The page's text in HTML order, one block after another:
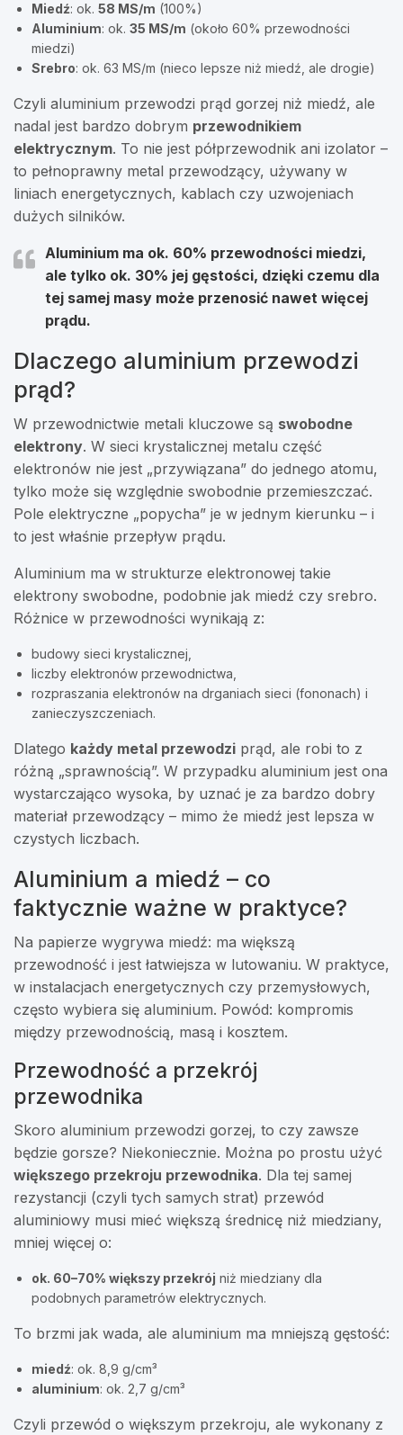
Miedź: ok. 58 MS/m (100%)
Aluminium: ok. 35 MS/m (około 60% przewodności
miedzi)
Srebro: ok. 63 MS/m (nieco lepsze niż miedź, ale drogie)
Czyli aluminium przewodzi prąd gorzej niż miedź, ale
nadal jest bardzo dobrym przewodnikiem
elektrycznym. To nie jest półprzewodnik ani izolator –
to pełnoprawny metal przewodzący, używany w
liniach energetycznych, kablach czy uzwojeniach
dużych silników.
Aluminium ma ok. 60% przewodności miedzi,
ale tylko ok. 30% jej gęstości, dzięki czemu dla
tej samej masy może przenosić nawet więcej
prądu.
Dlaczego aluminium przewodzi
prąd?
W przewodnictwie metali kluczowe są swobodne
elektrony. W sieci krystalicznej metalu część
elektronów nie jest „przywiązana” do jednego atomu,
tylko może się względnie swobodnie przemieszczać.
Pole elektryczne „popycha” je w jednym kierunku – i
to jest właśnie przepływ prądu.
Aluminium ma w strukturze elektronowej takie
elektrony swobodne, podobnie jak miedź czy srebro.
Różnice w przewodności wynikają z:
budowy sieci krystalicznej,
liczby elektronów przewodnictwa,
rozpraszania elektronów na drganiach sieci (fononach) i
zanieczyszczeniach.
Dlatego każdy metal przewodzi prąd, ale robi to z
różną „sprawnością”. W przypadku aluminium jest ona
wystarczająco wysoka, by uznać je za bardzo dobry
materiał przewodzący – mimo że miedź jest lepsza w
czystych liczbach.
Aluminium a miedź – co
faktycznie ważne w praktyce?
Na papierze wygrywa miedź: ma większą
przewodność i jest łatwiejsza w lutowaniu. W praktyce,
w instalacjach energetycznych czy przemysłowych,
często wybiera się aluminium. Powód: kompromis
między przewodnością, masą i kosztem.
Przewodność a przekrój
przewodnika
Skoro aluminium przewodzi gorzej, to czy zawsze
będzie gorsze? Niekoniecznie. Można po prostu użyć
większego przekroju przewodnika. Dla tej samej
rezystancji (czyli tych samych strat) przewód
aluminiowy musi mieć większą średnicę niż miedziany,
mniej więcej o:
ok. 60–70% większy przekrój niż miedziany dla
podobnych parametrów elektrycznych.
To brzmi jak wada, ale aluminium ma mniejszą gęstość:
miedź: ok. 8,9 g/cm³
aluminium: ok. 2,7 g/cm³
Czyli przewód o większym przekroju, ale wykonany z